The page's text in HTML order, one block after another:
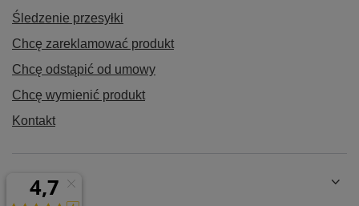
Śledzenie przesyłki
Chcę zareklamować produkt
Chcę odstąpić od umowy
Chcę wymienić produkt
Kontakt
Konto